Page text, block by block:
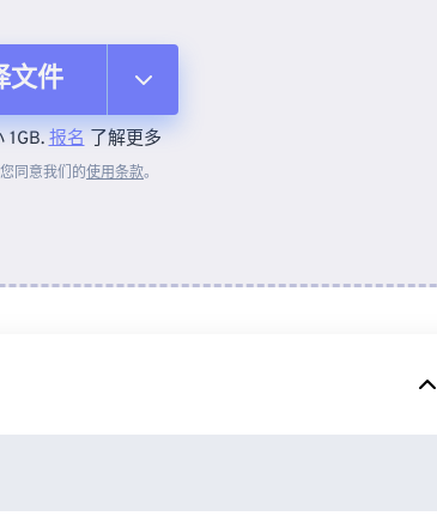
文件
1GB.报名了解更多
同意我们的使用条款。